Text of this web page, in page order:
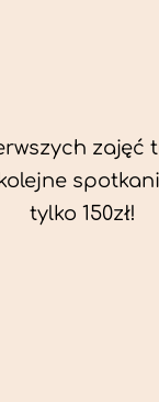
zajęć
tylko 150zł!